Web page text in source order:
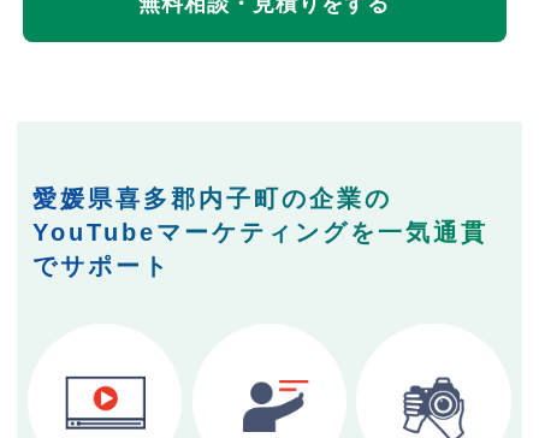
愛媛県喜多郡内子町の企業の
YouTubeマーケティングを一気通貫
でサポート